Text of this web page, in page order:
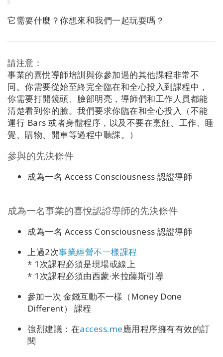
索
它需要什麼？你想來和我們一起玩耍嗎？
請注意：
事業的喜悅導師培訓與你參加過的其他課程非常不
同。你需要從始至終完全臨在和全心投入到課程中，
你需要打開鏡頭、臉部明亮，導師們和工作人員都能
清楚看到你的臉。我們要求你臨在和全心投入（不能
運行 Bars 或者身體程序，以及不要在烹飪、工作、睡
覺、購物、開車等過程中聽課。）
參與的先決條件
成為一名 Access Consciousness 認證導師
成為一名事業的喜悅認證導師的先決條件
成為一名 Access Consciousness 認證導師
上過2次事業經營不一樣課程
* 1次課程必須是現場或線上
* 1次課程必須由西蒙·米拉薩斯引導
參加一次 金錢互動不一樣（Money Done
Different） 課程
強烈建議：在access.me應用程序擁有有效的訂
閱